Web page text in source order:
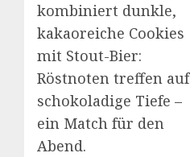
kombiniert dunkle,
kakaoreiche Cookies
mit Stout-Bier:
Röstnoten treffen auf
schokoladige Tiefe –
ein Match für den
Abend.